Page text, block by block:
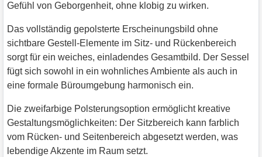
Gefühl von Geborgenheit, ohne klobig zu wirken.
Das vollständig gepolsterte Erscheinungsbild ohne
sichtbare Gestell-Elemente im Sitz- und Rückenbereich
sorgt für ein weiches, einladendes Gesamtbild. Der Sessel
fügt sich sowohl in ein wohnliches Ambiente als auch in
eine formale Büroumgebung harmonisch ein.
Die zweifarbige Polsterungsoption ermöglicht kreative
Gestaltungsmöglichkeiten: Der Sitzbereich kann farblich
vom Rücken- und Seitenbereich abgesetzt werden, was
lebendige Akzente im Raum setzt.